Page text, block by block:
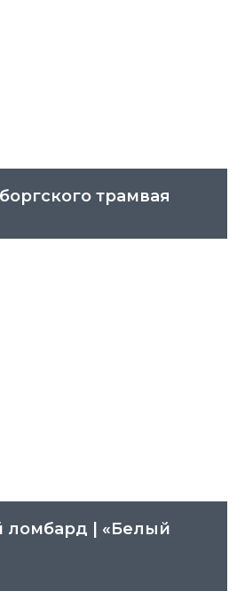
трамвая
ломбард | «Белый